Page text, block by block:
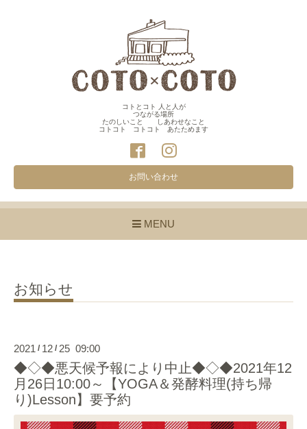
コトとコト 人と人が
つながる場所
たのしいこと しあわせなこと
コトコト コトコト あたためます
お問い合わせ
MENU
お知らせ
2021 / 12 / 25 09:00
◆◇◆悪天候予報により中止◆◇◆2021年12
月26日10:00～【YOGA＆発酵料理(持ち帰
り)Lesson】要予約